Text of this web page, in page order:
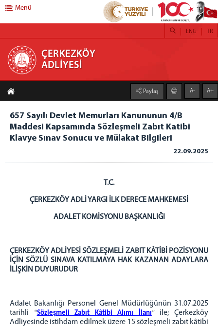
ÇERKEZKÖY ADLİYESİ
ANASAYFA
ANA HİZMET BİNASI
ÇERKEZKÖY ADALET SARAYI
CUMHURİYET BAŞSAVCILIĞI
CUMHURİYET BAŞSAVCISI
KOMİSYON ÜYELERİ
İcra Mahkemeleri
İnfaz Hakimliği
EK HİZMET BİNASI
Ek Hizmet Binası
Menü
ÇERKEZKÖY
ADLİYESİ
TR
ENG
Paylaş A- A+
657 Sayılı Devlet Memurları Kanununun 4/B
Maddesi Kapsamında Sözleşmeli Zabıt Katibi
Klavye Sınav Sonucu ve Mülakat Bilgileri
22.09.2025
T.C.
ÇERKEZKÖY ADLİ YARGI İLK DERECE MAHKEMESİ
ADALET KOMİSYONU BAŞKANLIĞI
ÇERKEZKÖY ADLİYESİ SÖZLEŞMELİ ZABIT KÂTİBİ POZİSYONU
İÇİN SÖZLÜ SINAVA KATILMAYA HAK KAZANAN ADAYLARA
İLİŞKİN DUYURUDUR
Adalet Bakanlığı Personel Genel Müdürlüğünün 31.07.2025
tarihli
“Sözleşmeli Zabıt Kâtibi Alımı İlanı” ile; Çerkezköy
Adliyesinde istihdam edilmek üzere 15 sözleşmeli zabıt kâtibi